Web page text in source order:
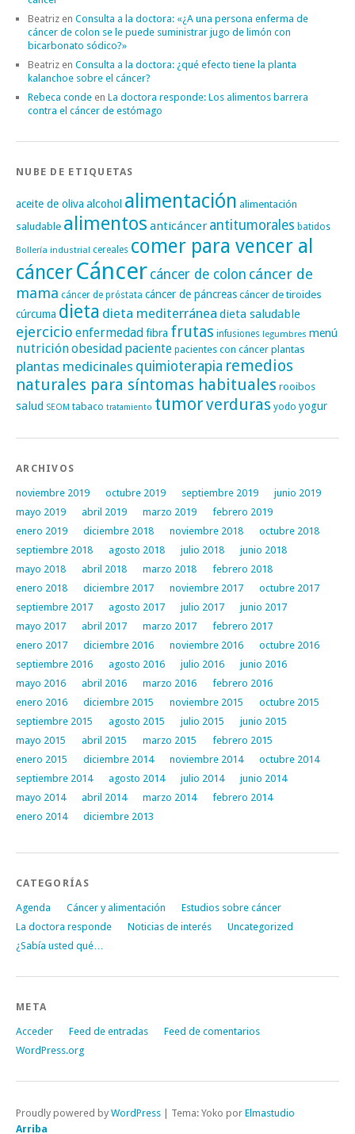
Beatriz en Consulta a la doctora: «¿A una persona enferma de
cáncer de colon se le puede suministrar jugo de limón con
bicarbonato sódico?»
Beatriz en Consulta a la doctora: ¿qué efecto tiene la planta
kalanchoe sobre el cáncer?
Rebeca conde en La doctora responde: Los alimentos barrera
contra el cáncer de estómago
NUBE DE ETIQUETAS
aceite de oliva alcohol alimentación alimentación
saludable alimentos anticáncer antitumorales batidos
Bollería industrial cereales comer para vencer al
cáncerCáncer cáncer de colon cáncer de
mama cáncer de próstata cáncer de páncreascáncer de tiroides
cúrcuma dieta dieta mediterránea dieta saludable
ejercicio enfermedadfibra frutas infusiones legumbres menú
nutriciónobesidad paciente pacientes con cáncer plantas
plantas medicinales quimioterapia remedios
naturales para síntomas habituales rooibos
salud SEOM tabaco tratamiento tumorverduras yodo yogur
ARCHIVOS
noviembre 2019 octubre 2019 septiembre 2019
junio 2019
mayo 2019
abril 2019 marzo 2019
febrero 2019
enero 2019
diciembre 2018 noviembre 2018
octubre 2018
septiembre 2018
agosto 2018 julio 2018
junio 2018
mayo 2018
abril 2018 marzo 2018
febrero 2018
enero 2018
diciembre 2017 noviembre 2017
octubre 2017
septiembre 2017
agosto 2017 julio 2017
junio 2017
mayo 2017
abril 2017 marzo 2017
febrero 2017
enero 2017
diciembre 2016 noviembre 2016
octubre 2016
septiembre 2016
agosto 2016 julio 2016
junio 2016
mayo 2016
abril 2016 marzo 2016
febrero 2016
enero 2016
diciembre 2015 noviembre 2015
octubre 2015
septiembre 2015
agosto 2015 julio 2015
junio 2015
mayo 2015
abril 2015 marzo 2015
febrero 2015
enero 2015
diciembre 2014 noviembre 2014
octubre 2014
septiembre 2014
agosto 2014 julio 2014
junio 2014
mayo 2014
abril 2014 marzo 2014
febrero 2014
enero 2014
diciembre 2013
CATEGORÍAS
Agenda Cáncer y alimentación
Estudios sobre cáncer
La doctora responde
Noticias de interés
Uncategorized
¿Sabía usted qué…
META
Acceder Feed de entradas
Feed de comentarios
WordPress.org
Proudly powered by WordPress Tema: Yoko por Elmastudio
Arriba